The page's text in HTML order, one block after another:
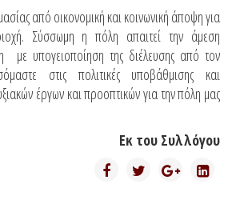
από οικονομική και κοινωνική άποψη για
Σύσσωμη η πόλη απαιτεί την άμεση
με υπογειοποίηση της διέλευσης από τον
στις πολιτικές υποβάθμισης και
έργων και προοπτικών για την πόλη μας
Εκ του Συλλόγου